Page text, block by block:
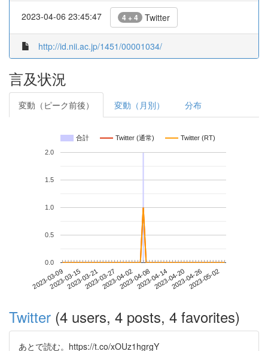
2023-04-06 23:45:47 4 + 4 Twitter
http://id.nii.ac.jp/1451/00001034/
言及状況
変動（ピーク前後） 変動（月別） 分布
合計 Twitter (通常) Twitter (RT)
2023-03-092023-03-152023-03-212023-03-272023-04-022023-04-082023-04-142023-04-202023-04-262023-05-02
0.0
0.5
1.0
1.5
2.0
Twitter (4 users, 4 posts, 4 favorites)
あとで読む。https://t.co/xOUz1hgrgY